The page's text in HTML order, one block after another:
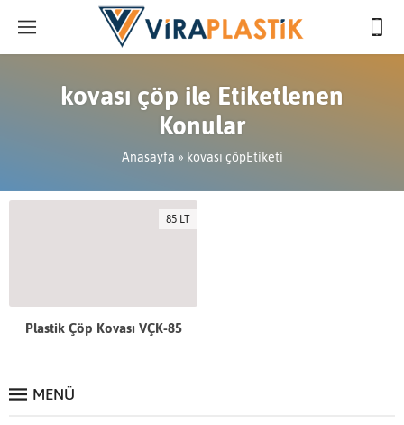
kovası çöp ile Etiketlenen
Konular
Anasayfa » kovası çöpEtiketi
85 LT
Plastik Çöp Kovası VÇK-85
MENÜ